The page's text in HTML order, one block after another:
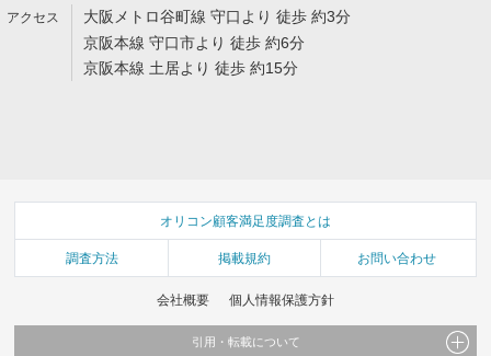
大阪メトロ谷町線 守口より 徒歩 約3分
京阪本線 守口市より 徒歩 約6分
京阪本線 土居より 徒歩 約15分
オリコン顧客満足度調査とは
調査方法 掲載規約 お問い合わせ
会社概要 個人情報保護方針
引用・転載について